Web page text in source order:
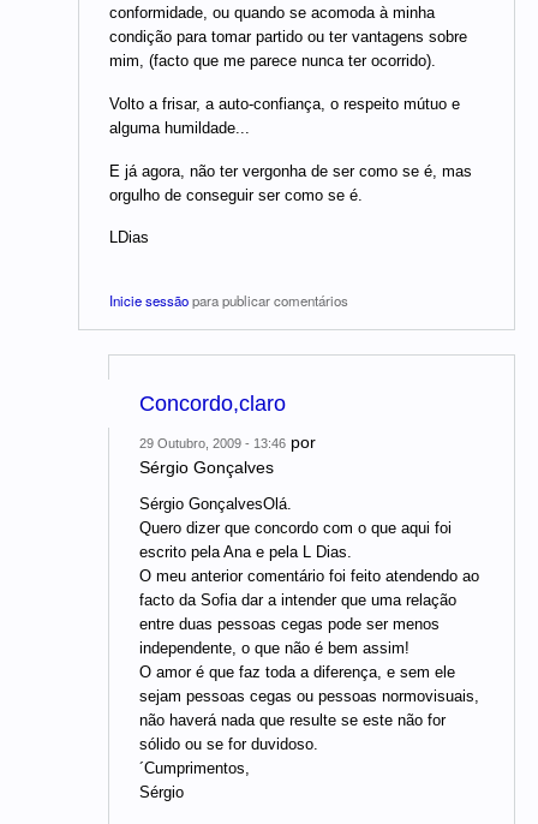
conformidade, ou quando se acomoda à minha
condição para tomar partido ou ter vantagens sobre
mim, (facto que me parece nunca ter ocorrido).
Volto a frisar, a auto-confiança, o respeito mútuo e
alguma humildade...
E já agora, não ter vergonha de ser como se é, mas
orgulho de conseguir ser como se é.
LDias
Inicie sessãopara publicar comentários
Concordo,claro
29 Outubro, 2009 - 13:46 por
Sérgio Gonçalves
Sérgio GonçalvesOlá.
Quero dizer que concordo com o que aqui foi
escrito pela Ana e pela L Dias.
O meu anterior comentário foi feito atendendo ao
facto da Sofia dar a intender que uma relação
entre duas pessoas cegas pode ser menos
independente, o que não é bem assim!
O amor é que faz toda a diferença, e sem ele
sejam pessoas cegas ou pessoas normovisuais,
não haverá nada que resulte se este não for
sólido ou se for duvidoso.
´Cumprimentos,
Sérgio